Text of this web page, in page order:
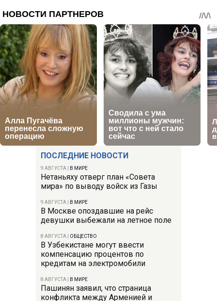
ПОСЛЕДНИЕ НОВОСТИ
9 АВГУСТА В МИРЕ
Нетаньяху отверг план «Совета
мира» по выводу войск из Газы
9 АВГУСТА В МИРЕ
В Москве опоздавшие на рейс
девушки выбежали на летное поле
8 АВГУСТА ОБЩЕСТВО
В Узбекистане могут ввести
компенсацию процентов по
кредитам на электромобили
8 АВГУСТА В МИРЕ
Пашинян заявил, что страница
конфликта между Арменией и